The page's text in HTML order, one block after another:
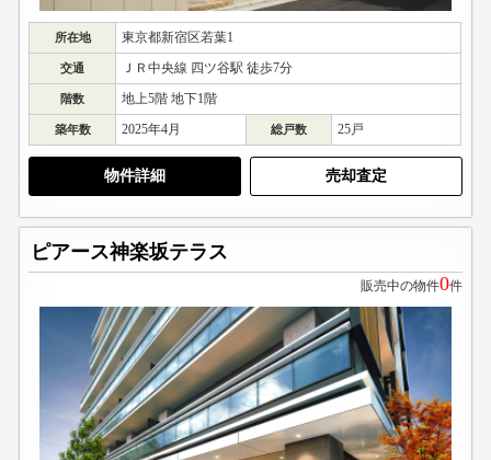
所在地 東京都新宿区若葉1
交通 ＪＲ中央線 四ツ谷駅 徒歩7分
階数 地上5階 地下1階
築年数 2025年4月 総戸数 25戸
物件詳細 売却査定
ピアース神楽坂テラス
販売中の物件0件